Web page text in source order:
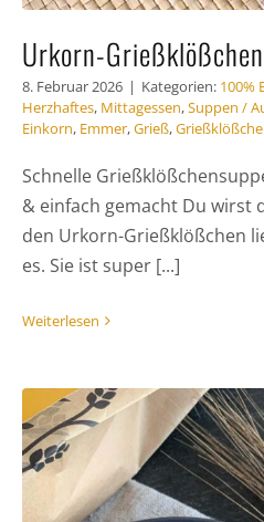
Urkorn-
8. Februar 2026 | Kategorien: 100%
Herzhaftes, Mittagessen,Suppen /
Einkorn, Emmer,Grieß,
Schnelle
& einfach gemacht Du wirst
den Urkorn-Grießklößchen
es. Sie ist super [...]
Weiterlesen